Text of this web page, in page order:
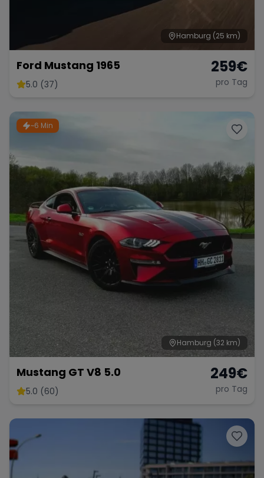
Hamburg (25 km)
Ford Mustang 1965
5.0 (37)
259€
pro Tag
~6 Min
Hamburg (32 km)
Mustang GT V8 5.0
5.0 (60)
249€
pro Tag